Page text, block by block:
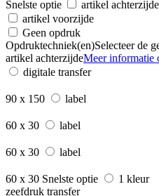
Snelste optie
artikel achterzijde
artikel voorzijde
Geen opdruk
Opdruktechniek(en)Selecteer de
artikel achterzijdeMeer informatie
digitale transfer
90 x 150 label
60 x 30 label
60 x 30 label
60 x 30 Snelste optie
1 kleur
zeefdruk transfer